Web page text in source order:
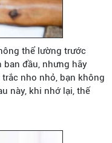
thể lường trước
ban đầu, nhưng hãy
nho nhỏ, bạn không
này, khi nhớ lại, thế